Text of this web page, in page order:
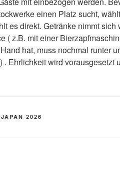
einen Platz sucht,
es direkt. Getränke nimmt
( z.B. mit einer
hat, muss nochmal runter
. Ehrlichkeit wird vorausgesetzt
JAPAN 2026